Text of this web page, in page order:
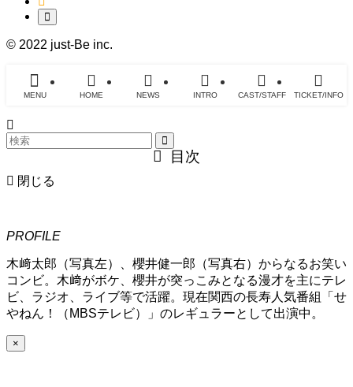
© 2022 just-Be inc.
MENU HOME NEWS INTRO CAST/STAFF TICKET/INFO
目次
閉じる
PROFILE
木﨑太郎（写真左）、櫻井健一郎（写真右）からなるお笑い
コンビ。木﨑がボケ、櫻井が突っこみとなる漫才を主にテレ
ビ、ラジオ、ライブ等で活躍。現在関西の長寿人気番組「せ
やねん！（MBSテレビ）」のレギュラーとして出演中。
×